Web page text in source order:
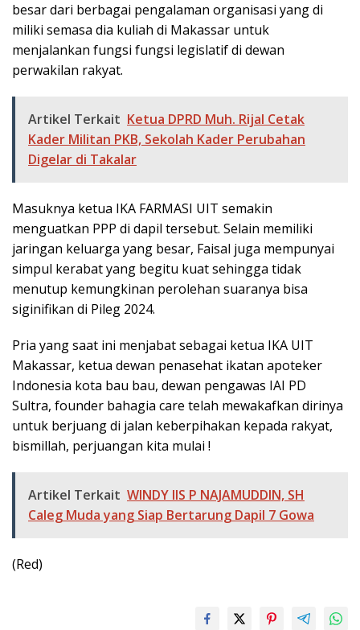
besar dari berbagai pengalaman organisasi yang di
miliki semasa dia kuliah di Makassar untuk
menjalankan fungsi fungsi legislatif di dewan
perwakilan rakyat.
Artikel Terkait Ketua DPRD Muh. Rijal Cetak
Kader Militan PKB, Sekolah Kader Perubahan
Digelar di Takalar
Masuknya ketua IKA FARMASI UIT semakin
menguatkan PPP di dapil tersebut. Selain memiliki
jaringan keluarga yang besar, Faisal juga mempunyai
simpul kerabat yang begitu kuat sehingga tidak
menutup kemungkinan perolehan suaranya bisa
siginifikan di Pileg 2024.
Pria yang saat ini menjabat sebagai ketua IKA UIT
Makassar, ketua dewan penasehat ikatan apoteker
Indonesia kota bau bau, dewan pengawas IAI PD
Sultra, founder bahagia care telah mewakafkan dirinya
untuk berjuang di jalan keberpihakan kepada rakyat,
bismillah, perjuangan kita mulai !
Artikel Terkait WINDY IIS P NAJAMUDDIN, SH
Caleg Muda yang Siap Bertarung Dapil 7 Gowa
(Red)